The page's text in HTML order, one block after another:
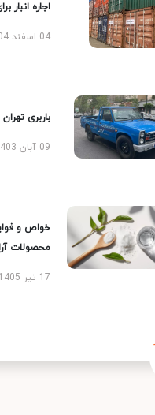
اجاره انبار
04 اسفند 1404
باربری
09 آبان 1403
خواص و
محصولات
17 تیر 1405